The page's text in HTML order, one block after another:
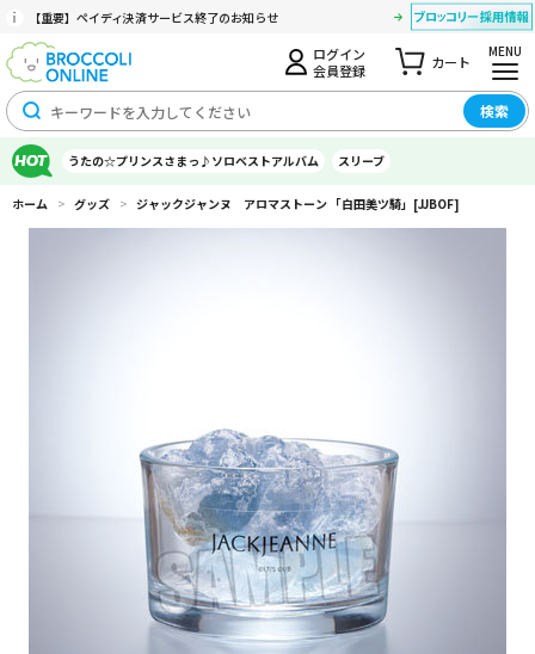
【重要】ペイディ決済サービス終了のお知らせ
ログイン
会員登録
カート
MENU
検索
うたの☆プリンスさまっ♪ソロベストアルバム スリーブ
ホーム > グッズ > ジャックジャンヌ アロマストーン 「白田美ツ騎」[JJBOF]